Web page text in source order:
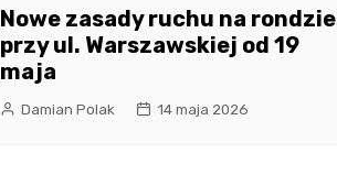
Nowe zasady ruchu na rondzie
przy ul. Warszawskiej od 19
maja
Damian Polak 14 maja 2026